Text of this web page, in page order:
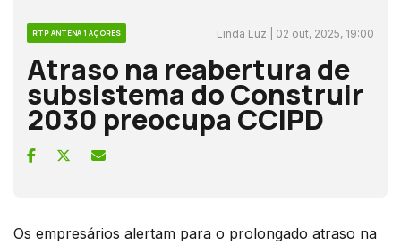
RTP ANTENA 1 AÇORES Linda Luz | 02 out, 2025, 19:00
Atraso na reabertura de
subsistema do Construir
2030 preocupa CCIPD
Os empresários alertam para o prolongado atraso na